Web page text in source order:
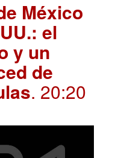
México
el
y un
de
. 20:20